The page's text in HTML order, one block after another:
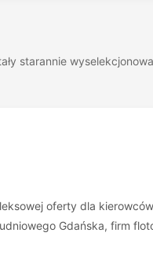
starannie
oferty dla kierowców
Gdańska, firm